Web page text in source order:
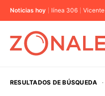
Noticias hoy línea 306
RESULTADOS DE BÚSQUEDA ·